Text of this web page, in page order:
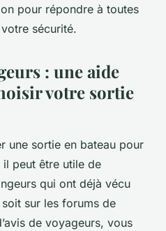
pour répondre à toutes
sécurité.
: une aide
votre sortie
une sortie en bateau pour
peut être utile de
qui ont déjà vécu
sur les forums de
de voyageurs, vous